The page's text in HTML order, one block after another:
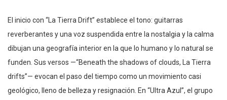
El inicio con “La Tierra Drift” establece el tono: guitarras
reverberantes y una voz suspendida entre la nostalgia y la calma
dibujan una geografía interior en la que lo humano y lo natural se
funden. Sus versos —“Beneath the shadows of clouds, La Tierra
drifts”— evocan el paso del tiempo como un movimiento casi
geológico, lleno de belleza y resignación. En “Ultra Azul”, el grupo